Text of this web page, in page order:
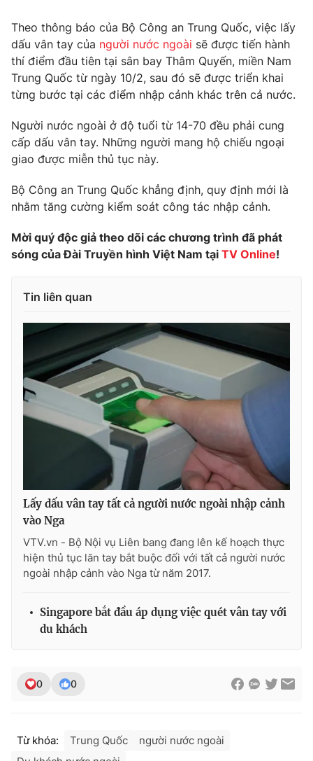
Thế giới đó đây
Câu chuyện quốc tế
Kinh tế
Tài chính
Thị trường
Dữ liệu và đời sống
Phim VTV
Hậu trường
Nhân vật
Giải sao mai
Giải trí
Âm nhạc
Sao
Đời sống
Làm đẹp
Giáo dục
Tuyển sinh
Hitech Công nghệ tương lai
Sản phẩm
Thị trường
Tư vấn
Lịch phát sóng
Chuyên mục khác
Emagazine Podcast
Infographic
Video Shorts video
VTV Money VTV Thể thao
Thị trường 24h
Liên hệ tòa soạn
Theo thông báo của Bộ Công an Trung Quốc, việc lấy
dấu vân tay của người nước ngoài sẽ được tiến hành
thí điểm đầu tiên tại sân bay Thâm Quyến, miền Nam
Trung Quốc từ ngày 10/2, sau đó sẽ được triển khai
từng bước tại các điểm nhập cảnh khác trên cả nước.
Người nước ngoài ở độ tuổi từ 14-70 đều phải cung
cấp dấu vân tay. Những người mang hộ chiếu ngoại
giao được miễn thủ tục này.
Bộ Công an Trung Quốc khẳng định, quy định mới là
nhằm tăng cường kiểm soát công tác nhập cảnh.
Mời quý độc giả theo dõi các chương trình đã phát
sóng của Đài Truyền hình Việt Nam tại TV Online!
Tin liên quan
Lấy dấu vân tay tất cả người nước ngoài nhập cảnh
vào Nga
VTV.vn - Bộ Nội vụ Liên bang đang lên kế hoạch thực
hiện thủ tục lăn tay bắt buộc đối với tất cả người nước
ngoài nhập cảnh vào Nga từ năm 2017.
Singapore bắt đầu áp dụng việc quét vân tay với
du khách
0 0
Từ khóa: Trung Quốc
người nước ngoài